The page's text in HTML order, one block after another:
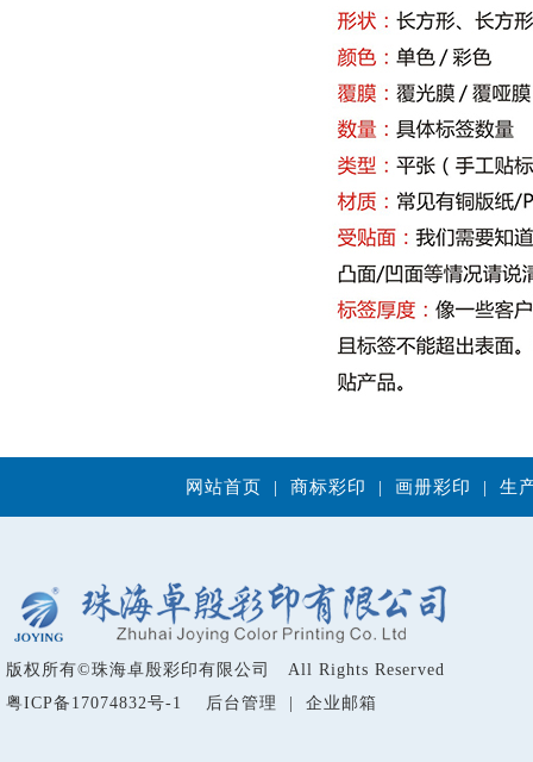
网站首页 | 商标彩印 | 画册彩印 | 生
版权所有©珠海卓殷彩印有限公司 All Rights Reserved
粤ICP备17074832号-1
后台管理 企业邮箱